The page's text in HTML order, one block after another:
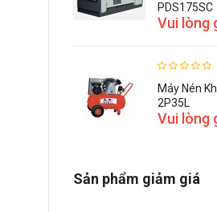
PDS175SC
Vui lòng
Máy Nén
2P35L
Vui lòng
Sản phẩm giảm giá